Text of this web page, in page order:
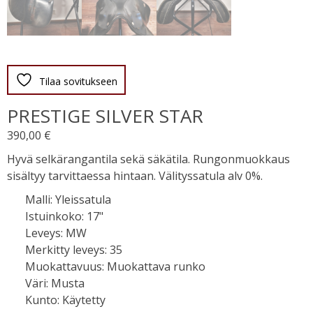
Tilaa sovitukseen
PRESTIGE SILVER STAR
390,00 €
Hyvä selkärangantila sekä säkätila. Rungonmuokkaus
sisältyy tarvittaessa hintaan. Välityssatula alv 0%.
Malli: Yleissatula
Istuinkoko: 17"
Leveys: MW
Merkitty leveys: 35
Muokattavuus: Muokattava runko
Väri: Musta
Kunto: Käytetty